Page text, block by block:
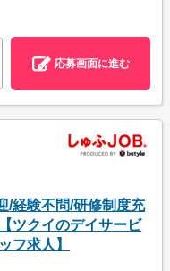
応募画面に進む
/経験不問/研修制度充
ツクイのデイサービ
フ求人】